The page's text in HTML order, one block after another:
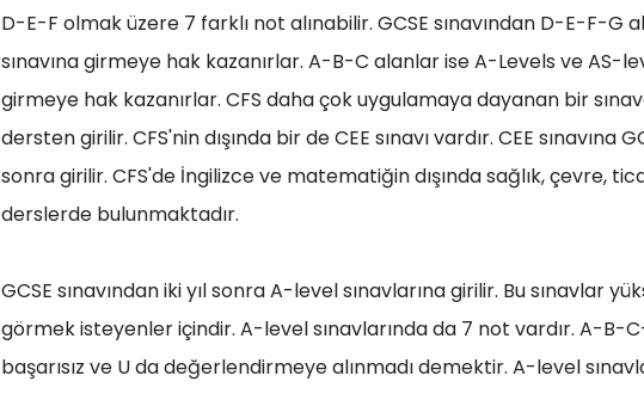
D-E-F olmak üzere 7 farklı not alınabilir. GCSE sınavından D-E-F-G
sınavına girmeye hak kazanırlar. A-B-C alanlar ise A-Levels ve AS-
girmeye hak kazanırlar. CFS daha çok uygulamaya dayanan bir
dersten girilir. CFS'nin dışında bir de CEE sınavı vardır. CEE sınavına
sonra girilir. CFS'de İngilizce ve matematiğin dışında sağlık, çevre,
derslerde bulunmaktadır.
GCSE sınavından iki yıl sonra A-level sınavlarına girilir. Bu sınavlar
görmek isteyenler içindir. A-level sınavlarında da 7 not vardır. A-B-
başarısız ve U da değerlendirmeye alınmadı demektir. A-level